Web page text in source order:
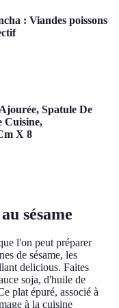
: Viandes poissons
Spatule De
Cuisine,
X 8
sésame
l'on peut préparer
de sésame, les
delicious. Faites
soja, d'huile de
plat épuré, associé à
à la cuisine